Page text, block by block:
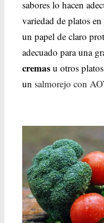
sabores lo hacen
variedad de platos
un papel de claro
adecuado para una
cremasu otros
un salmorejo con